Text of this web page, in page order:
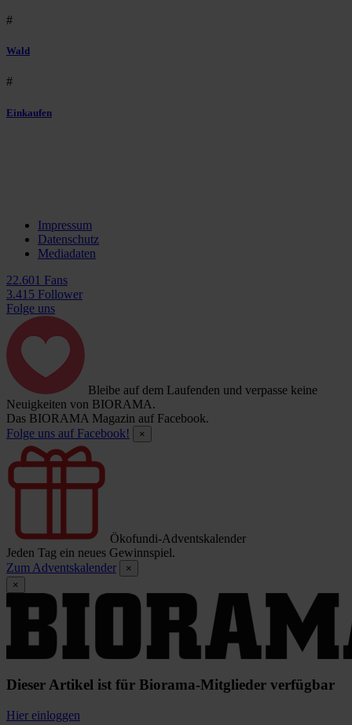
#
Wald
#
Einkaufen
Impressum
Datenschutz
Mediadaten
22.601 Fans
3.415 Follower
Folge uns
Bleibe auf dem Laufenden und verpasse keine
Neuigkeiten von BIORAMA.
Das BIORAMA Magazin auf Facebook.
Folge uns auf Facebook!
×
Ökofundi-Adventskalender
Jeden Tag ein neues Gewinnspiel.
Zum Adventskalender
×
×
Dieser Artikel ist für Biorama-Mitglieder verfügbar
Hier einloggen